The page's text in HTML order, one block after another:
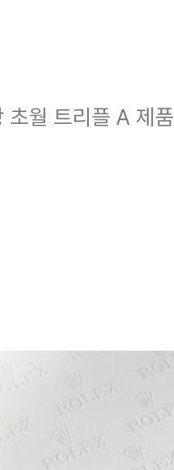
초월 트리플 A 제품